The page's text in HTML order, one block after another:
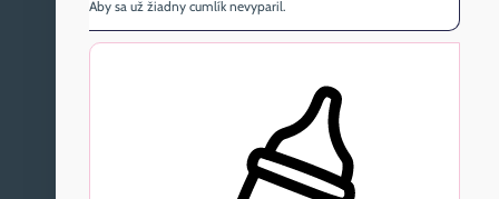
Aby sa už žiadny cumlík nevyparil.